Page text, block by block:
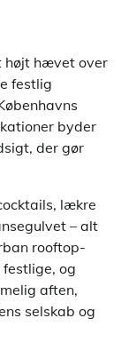
højt hævet over
festlig
byder
der gør
lækre
– alt
rooftop-
og
aften,
selskab og